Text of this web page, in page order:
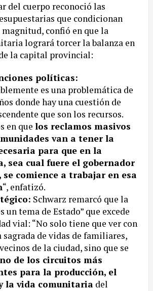
del cuerpo reconoció las
que condicionan
confió en que la
logrará torcer la balanza en
la capital provincial:
políticas:
es una problemática de
donde hay una cuestión de
que son los recursos.
en que los reclamos masivos
van a tener la
para que en la
sea cual fuere el gobernador
se comience a trabajar en esa
“, enfatizó.
Schwarz remarcó que la
un tema de Estado” que excede
vial: “No solo tiene que ver con
sagrada de vidas de familiares,
de la ciudad, sino que se
de los circuitos más
para la producción, el
la vida comunitaria del